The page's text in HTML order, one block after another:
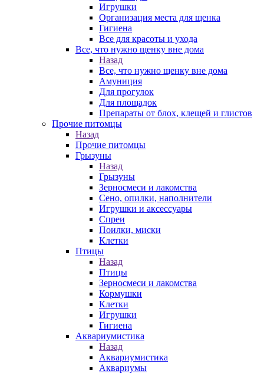
Игрушки
Организация места для щенка
Гигиена
Все для красоты и ухода
Все, что нужно щенку вне дома
Назад
Все, что нужно щенку вне дома
Амуниция
Для прогулок
Для площадок
Препараты от блох, клещей и глистов
Прочие питомцы
Назад
Прочие питомцы
Грызуны
Назад
Грызуны
Зерносмеси и лакомства
Сено, опилки, наполнители
Игрушки и аксессуары
Спреи
Поилки, миски
Клетки
Птицы
Назад
Птицы
Зерносмеси и лакомства
Кормушки
Клетки
Игрушки
Гигиена
Аквариумистика
Назад
Аквариумистика
Аквариумы